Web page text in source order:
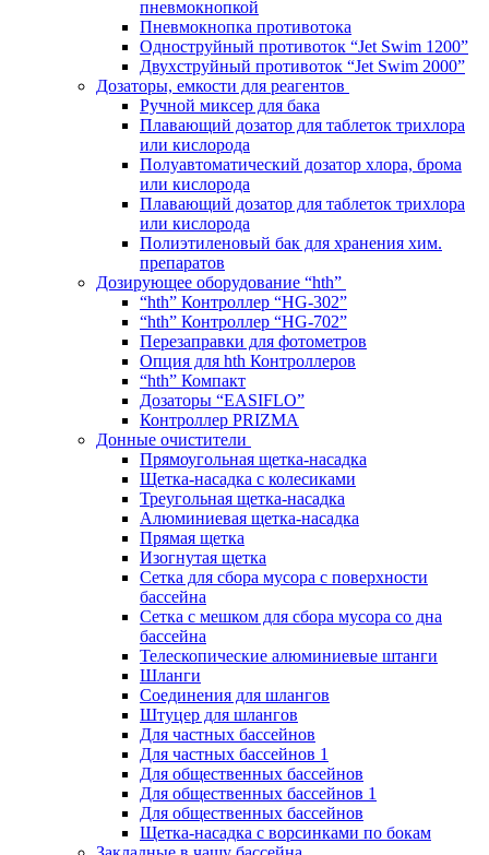
пневмокнопкой
Пневмокнопка противотока
Одноструйный противоток “Jet Swim 1200”
Двухструйный противоток “Jet Swim 2000”
Дозаторы, емкости для реагентов
Ручной миксер для бака
Плавающий дозатор для таблеток трихлора
или кислорода
Полуавтоматический дозатор хлора, брома
или кислорода
Плавающий дозатор для таблеток трихлора
или кислорода
Полиэтиленовый бак для хранения хим.
препаратов
Дозирующее оборудование “hth”
“hth” Контроллер “HG-302”
“hth” Контроллер “HG-702”
Перезаправки для фотометров
Опция для hth Контроллеров
“hth” Компакт
Дозаторы “EASIFLO”
Контроллер PRIZMA
Донные очистители
Прямоугольная щетка-насадка
Щетка-насадка с колесиками
Треугольная щетка-насадка
Алюминиевая щетка-насадка
Прямая щетка
Изогнутая щетка
Сетка для сбора мусора с поверхности
бассейна
Сетка с мешком для сбора мусора со дна
бассейна
Телескопические алюминиевые штанги
Шланги
Соединения для шлангов
Штуцер для шлангов
Для частных бассейнов
Для частных бассейнов 1
Для общественных бассейнов
Для общественных бассейнов 1
Для общественных бассейнов
Щетка-насадка с ворсинками по бокам